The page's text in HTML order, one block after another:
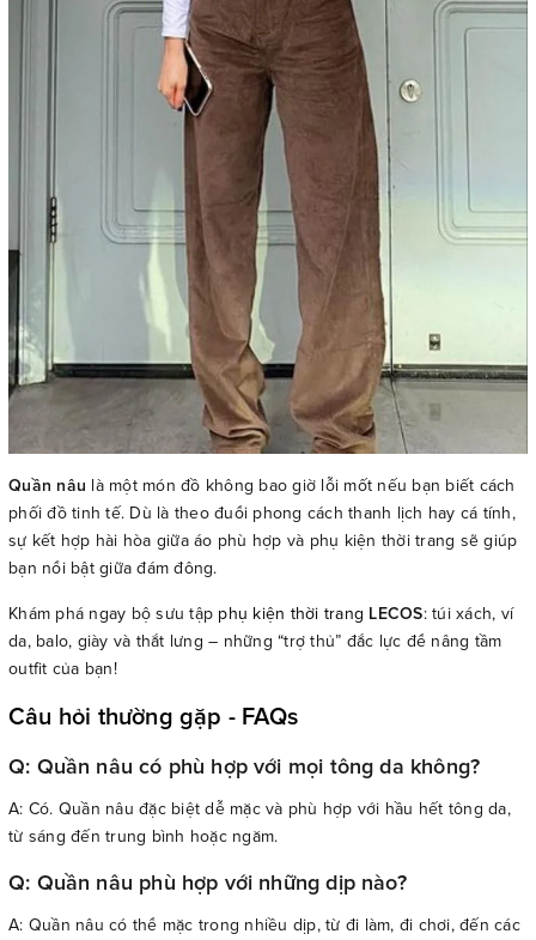
Quần nâu là một món đồ không bao giờ lỗi mốt nếu bạn biết cách
phối đồ tinh tế. Dù là theo đuổi phong cách thanh lịch hay cá tính,
sự kết hợp hài hòa giữa áo phù hợp và phụ kiện thời trang sẽ giúp
bạn nổi bật giữa đám đông.
Khám phá ngay bộ sưu tập phụ kiện thời trang LECOS: túi xách, ví
da, balo, giày và thắt lưng – những “trợ thủ” đắc lực để nâng tầm
outfit của bạn!
Câu hỏi thường gặp - FAQs
Q: Quần nâu có phù hợp với mọi tông da không?
A: Có. Quần nâu đặc biệt dễ mặc và phù hợp với hầu hết tông da,
từ sáng đến trung bình hoặc ngăm.
Q: Quần nâu phù hợp với những dịp nào?
A: Quần nâu có thể mặc trong nhiều dịp, từ đi làm, đi chơi, đến các